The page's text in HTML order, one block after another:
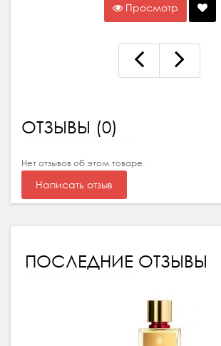
Просмотр
ОТЗЫВЫ (0)
Нет отзывов об этом товаре.
Написать отзыв
ПОСЛЕДНИЕ ОТЗЫВЫ